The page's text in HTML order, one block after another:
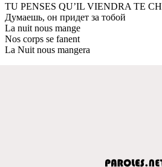
TU PENSES QU’IL VIENDRA TE
Думаешь, он придет за тобой
La nuit nous mange
Nos corps se fanent
La Nuit nous mangera